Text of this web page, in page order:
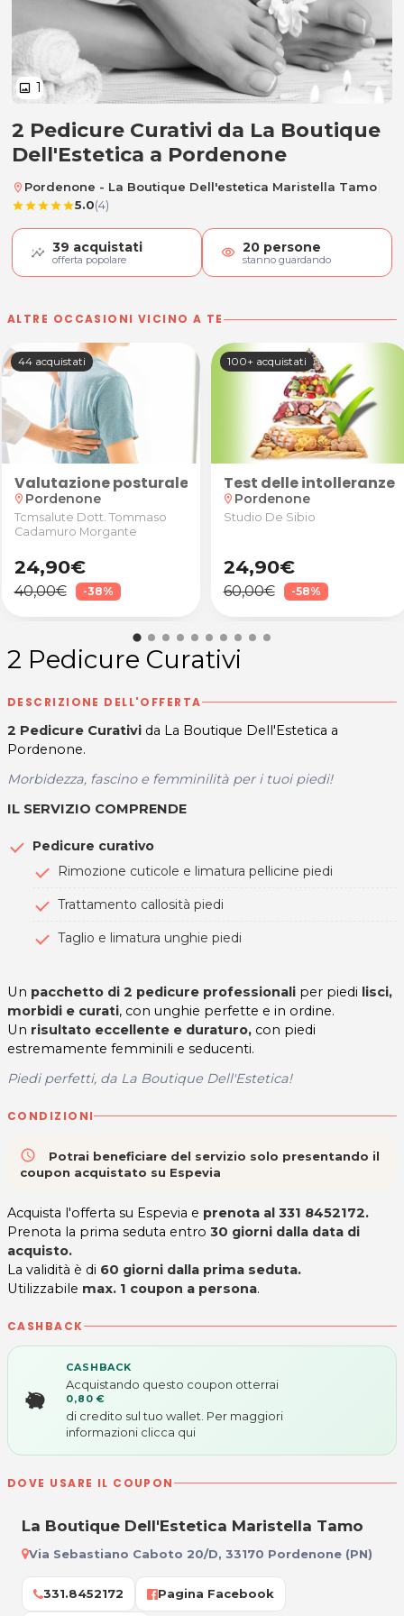
image 1
2 Pedicure Curativi
2 Pedicure Curativi da La Boutique
Dell'Estetica a Pordenone
location_on Pordenone - La Boutique Dell'estetica Maristella Tamo
starstarstarstarstar5.0(4)
39 acquistati
offerta popolare visibility 20 persone
stanno guardando
ALTRE OCCASIONI VICINO A TE
44 acquistati
Valutazione posturale con anamnesi,
location_on Pordenone
Tcmsalute Dott. Tommaso
Cadamuro Morgante
24,90€
40,00€ -38%
100+ acquistati
Test delle intolleranze
location_on Pordenone
Studio De Sibio
24,90€
60,00€ -58%
2 Pedicure Curativi
DESCRIZIONE DELL'OFFERTA
2 Pedicure Curativi da La Boutique Dell'Estetica a
Pordenone.
Morbidezza, fascino e femminilità per i tuoi piedi!
IL SERVIZIO COMPRENDE
Pedicure curativo
Rimozione cuticole e limatura pellicine piedi
Trattamento callosità piedi
Taglio e limatura unghie piedi
Un pacchetto di 2 pedicure professionali per piedi lisci,
morbidi e curati, con unghie perfette e in ordine.
Un risultato eccellente e duraturo, con piedi
estremamente femminili e seducenti.
Piedi perfetti, da La Boutique Dell'Estetica!
CONDIZIONI
access_time
Potrai beneficiare del servizio solo presentando il
coupon acquistato su Espevia
Acquista l'offerta su Espevia e prenota al 331 8452172.
Prenota la prima seduta entro 30 giorni dalla data di
acquisto.
La validità è di 60 giorni dalla prima seduta.
Utilizzabile max. 1 coupon a persona.
CASHBACK
CASHBACK
Acquistando questo coupon otterrai
0,80 €
di credito sul tuo wallet. Per maggiori
informazioni clicca qui
DOVE USARE IL COUPON
La Boutique Dell'Estetica Maristella Tamo
Via Sebastiano Caboto 20/D, 33170 Pordenone (PN)
331.8452172 Pagina Facebook